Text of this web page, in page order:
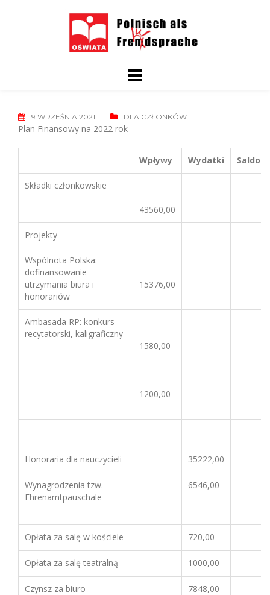
9 WRZEŚNIA 2021 DLA CZŁONKÓW
Plan Finansowy na 2022 rok
Wpływy Wydatki Saldo
Składki członkowskie
43560,00
Projekty
Wspólnota Polska:
dofinansowanie
utrzymania biura i
honorariów
15376,00
Ambasada RP: konkurs
recytatorski, kaligraficzny
1580,00
1200,00
Honoraria dla nauczycieli 35222,00
Wynagrodzenia tzw.
Ehrenamtpauschale
6546,00
Opłata za salę w kościele 720,00
Opłata za salę teatralną 1000,00
Czynsz za biuro 7848,00